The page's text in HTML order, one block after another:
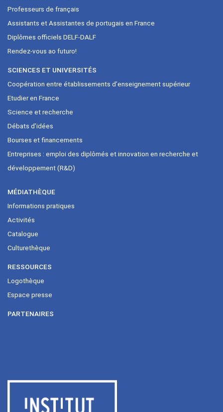
Professeurs de français
Assistants et Assistantes de portugais en France
Diplômes officiels DELF-DALF
Rendez-vous ao futuro!
SCIENCES ET UNIVERSITÉS
Coopération entre établissements d’enseignement supérieur
Etudier en France
Science et recherche
Débats d’idées
Bourses et financements
Entreprises : emploi des diplômés et innovation en recherche et
développement (R&D)
MÉDIATHÈQUE
Informations pratiques
Activités
Catalogue
Culturethèque
RESSOURCES
Logothèque
Espace presse
PARTENAIRES